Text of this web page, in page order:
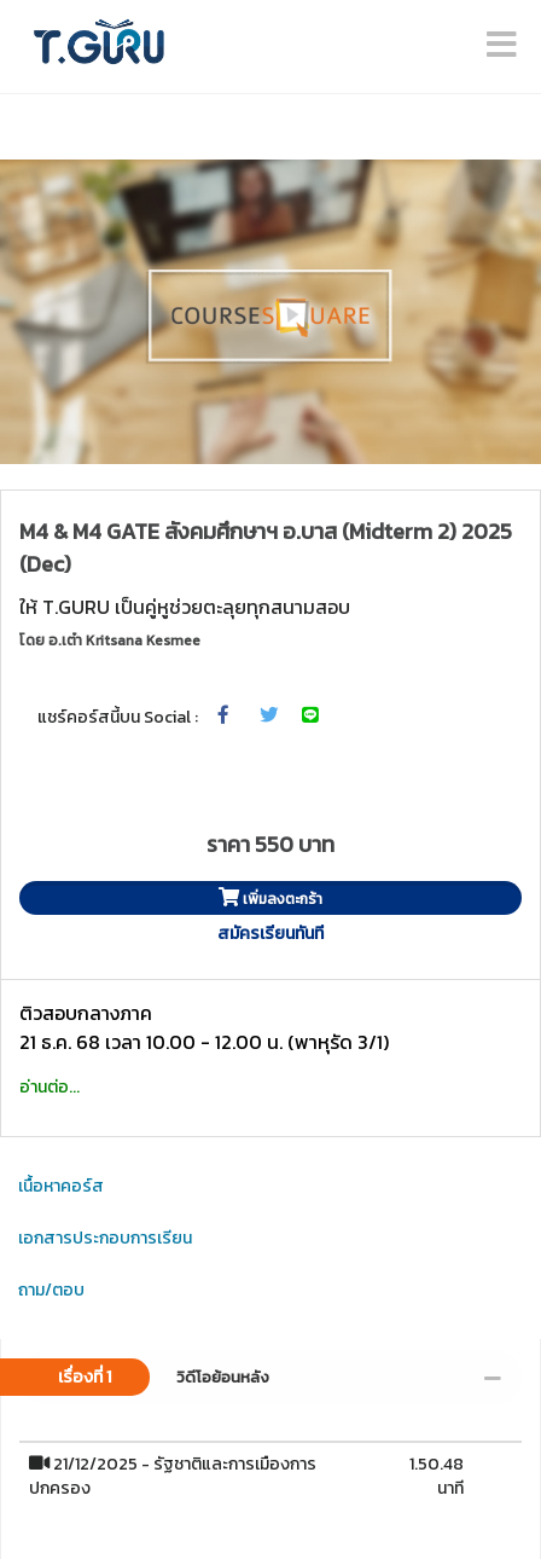
M4 & M4 GATE สังคมศึกษาฯ อ.บาส (Midterm 2) 2025
(Dec)
ให้ T.GURU เป็นคู่หูช่วยตะลุยทุกสนามสอบ
โดยอ.เต๋า Kritsana Kesmee
แชร์คอร์สนี้บน Social :
ราคา 550 บาท
เพิ่มลงตะกร้า
สมัครเรียนทันที
ติวสอบกลางภาค
21 ธ.ค. 68 เวลา 10.00 - 12.00 น. (พาหุรัด 3/1)
อ่านต่อ...
เนื้อหาคอร์ส
เอกสารประกอบการเรียน
ถาม/ตอบ
เรื่องที่ 1 วิดีโอย้อนหลัง
21/12/2025 - รัฐชาติและการเมืองการ
ปกครอง
1.50.48
นาที